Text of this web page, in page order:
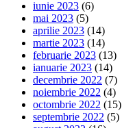
iunie 2023 (6)
mai 2023 (5)
aprilie 2023 (14)
martie 2023 (14)
februarie 2023 (13)
ianuarie 2023 (14)
decembrie 2022 (7)
noiembrie 2022 (4)
octombrie 2022 (15)
septembrie 2022 (5)